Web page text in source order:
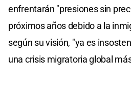
enfrentarán "presiones sin
próximos años debido a la
según su visión, "ya es
una crisis migratoria global